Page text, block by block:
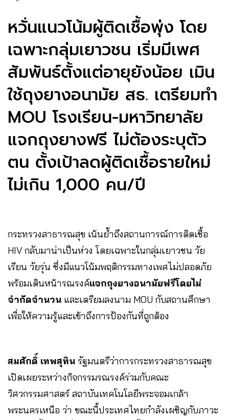
หวั่นแนวโน้มผู้ติดเชื้อพุ่ง โดย
เฉพาะกลุ่มเยาวชน เริ่มมีเพศ
สัมพันธ์ตั้งแต่อายุยังน้อย เมิน
ใช้ถุงยางอนามัย สธ. เตรียมทำ
MOU โรงเรียน-มหาวิทยาลัย
แจกถุงยางฟรี ไม่ต้องระบุตัว
ตน ตั้งเป้าลดผู้ติดเชื้อรายใหม่
ไม่เกิน 1,000 คน/ปี
กระทรวงสาธารณสุข เน้นย้ำถึงสถานการณ์การติดเชื้อ
HIV กลับมาน่าเป็นห่วง โดยเฉพาะในกลุ่มเยาวชน วัย
เรียน วัยรุ่น ซึ่งมีแนวโน้มพฤติกรรมทางเพศไม่ปลอดภัย
พร้อมเดินหน้ารณรงค์แจกถุงยางอนามัยฟรีโดยไม่
จำกัดจำนวน และเตรียมลงนาม MOU กับสถานศึกษา
เพื่อให้ความรู้และเข้าถึงการป้องกันที่ถูกต้อง
สมศักดิ์ เทพสุทิน รัฐมนตรีว่าการกระทรวงสาธารณสุข
เปิดเผยระหว่างกิจกรรมรณรงค์ร่วมกับคณะ
วิศวกรรมศาสตร์ สถาบันเทคโนโลยีพระจอมเกล้า
พระนครเหนือ ว่า ขณะนี้ประเทศไทยกำลังเผชิญกับภาวะ